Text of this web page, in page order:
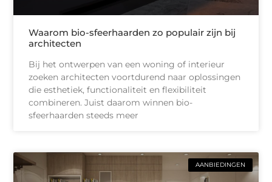
Waarom bio-sfeerhaarden zo populair zijn bij
architecten
Bij het ontwerpen van een woning of interieur
zoeken architecten voortdurend naar oplossingen
die esthetiek, functionaliteit en flexibiliteit
combineren. Juist daarom winnen bio-
sfeerhaarden steeds meer
AANBIEDINGEN